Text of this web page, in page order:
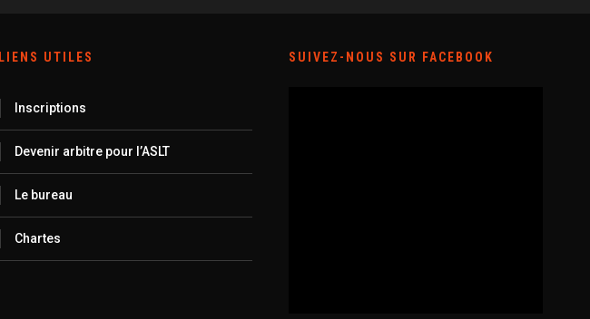
LIENS UTILES
Inscriptions
Devenir arbitre pour l’ASLT
Le bureau
Chartes
SUIVEZ-NOUS SUR FACEBOOK